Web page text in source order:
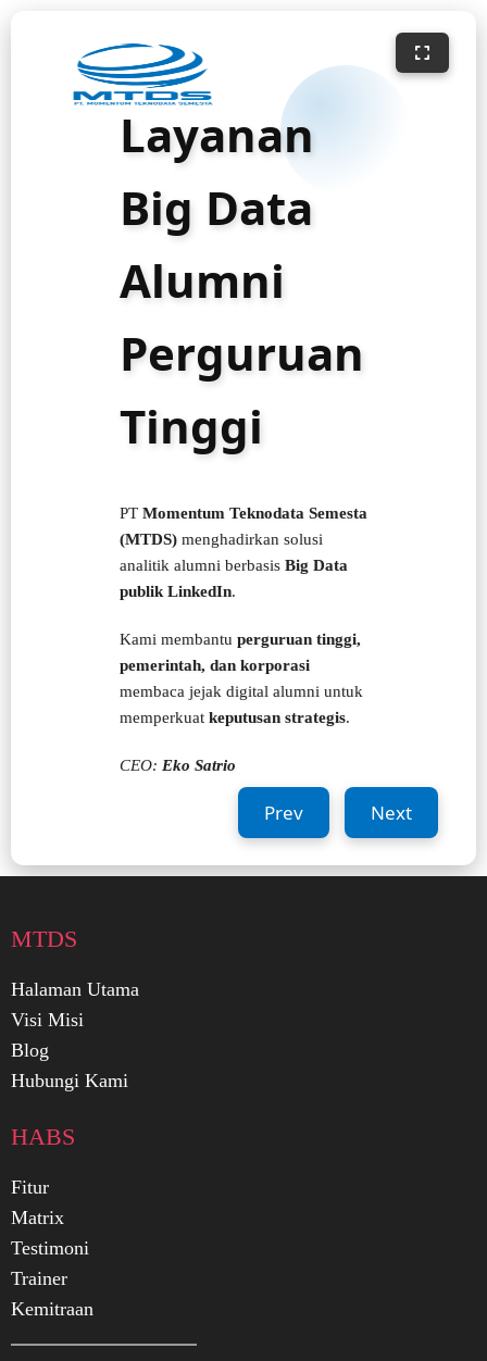
Layanan
Big Data
Alumni
Perguruan
Tinggi
PT Momentum Teknodata Semesta
(MTDS) menghadirkan solusi
analitik alumni berbasis Big Data
publik LinkedIn.
Kami membantu perguruan tinggi,
pemerintah, dan korporasi
membaca jejak digital alumni untuk
memperkuat keputusan strategis.
CEO: Eko Satrio
Prev Next
MTDS
Halaman Utama
Visi Misi
Blog
Hubungi Kami
HABS
Fitur
Matrix
Testimoni
Trainer
Kemitraan